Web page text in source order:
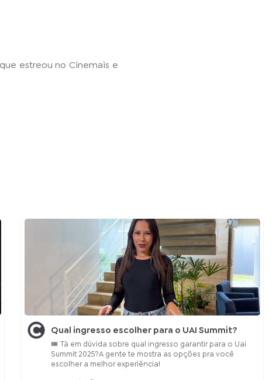
estreou no Cinemais e
Qual ingresso escolher para o UAI Summit?
🎟 Tá em dúvida sobre qual ingresso garantir para o Uai
Summit 2025?A gente te mostra as opções pra você
escolher a melhor experiência!